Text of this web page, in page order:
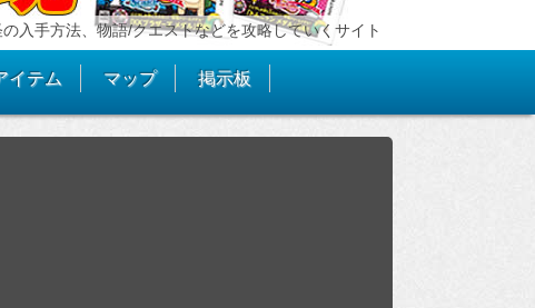
入手方法、物語/クエストなどを攻略していくサイト
イテム マップ 掲示板